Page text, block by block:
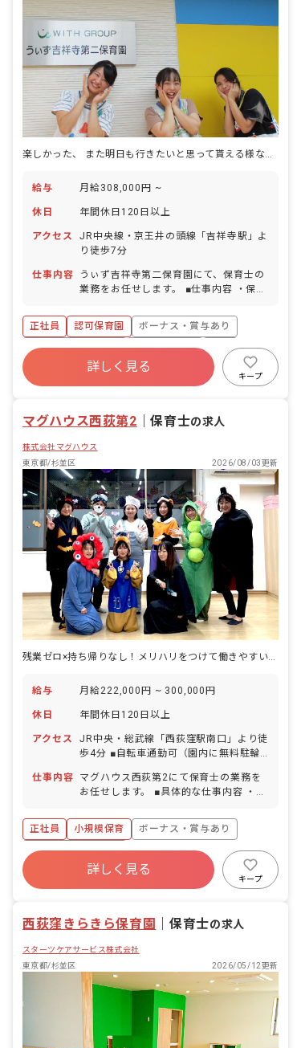
楽しかった、 また明日も行きたいと思って貰える様な保育園へ
給与 月給308,000円 ~
休日 年間休日120日以上
アクセス
JR中央線・京王井の頭線「吉祥寺駅」よ
り徒歩7分
仕事内容
うぃず吉祥寺第二保育園にて、保育士の
業務をお任せします。 ■仕事内容 ・保育
後は研修だけではなく、新人さん向けの
メンター制度も整えています。取り組み
の1つとして、園長先生のほかに「エリ
ア園長」が各園を定期的に巡回していま
す。カウンセラーの様な立場として、お
正社員 認可保育園
ボーナス・賞与あり
年間休日120日以上
社会保険完備
福利厚生充実
退職金制度
残業少なめ
詳しく見る
キープ
マグハウス西荻第2 ｜保育士の求人
株式会社マグハウス
東京都/杉並区
2026/08/03更新
残業ゼロ×持ち帰りなし！メリハリをつけて働きやすい環境が魅力！
給与 月給222,000円 ~ 300,000円
休日 年間休日120日以上
アクセス
JR中央・総武線「西荻窪駅南口」より徒
歩4分 ■自転車通勤可（園内に無料駐輪
仕事内容
マグハウス西荻第2にて保育士の業務を
お任せします。 ■具体的な仕事内容 ・正
など ■公式Instagramにて園の様子を発
信しています
https://www.instagram.com/
正社員 小規模保育
ボーナス・賞与あり
年間休日120日以上
寮・住宅・家賃補助あり
社会保険完備
残業少なめ
詳しく見る
キープ
西荻窪きらきら保育園 ｜保育士の求人
スターツケアサービス株式会社
東京都/杉並区
2026/05/12更新